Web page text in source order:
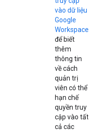
vào dữ liệu
Google
Workspace
để biết
thêm
thông tin
về cách
quản trị
viên có thể
hạn chế
quyền truy
cập vào tất
cả các